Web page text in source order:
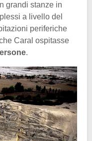
grandi stanze in
a livello del
periferiche
Caral ospitasse
.